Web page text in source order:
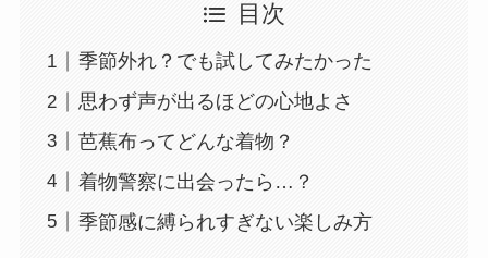
目次
季節外れ？でも試してみたかった
思わず声が出るほどの心地よさ
芭蕉布ってどんな着物？
着物警察に出会ったら…？
季節感に縛られすぎない楽しみ方